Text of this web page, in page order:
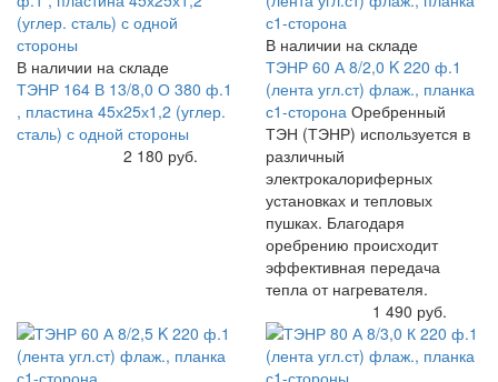
В наличии на складе
ТЭНР 164 В 13/8,0 О 380 ф.1
, пластина 45х25х1,2 (углер.
сталь) с одной стороны
2 180 руб.
В наличии на складе
ТЭНР 60 А 8/2,0 K 220 ф.1
(лента угл.ст) флаж., планка
с1-сторона Оребренный
ТЭН (ТЭНР) используется в
различный
электрокалориферных
установках и тепловых
пушках. Благодаря
оребрению происходит
эффективная передача
тепла от нагревателя.
1 490 руб.